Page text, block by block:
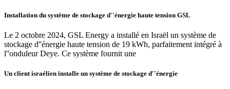
Installation du système de stockage d''énergie haute tension GSL
Le 2 octobre 2024, GSL Energy a installé en Israël un système de
stockage d''énergie haute tension de 19 kWh, parfaitement intégré à
l''onduleur Deye. Ce système fournit une
Un client israélien installe un système de stockage d''énergie